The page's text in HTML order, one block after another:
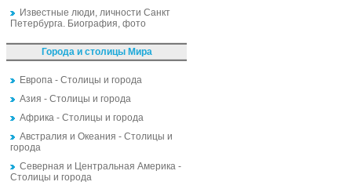
Известные люди, личности Санкт
Петербурга. Биография, фото
Города и столицы Мира
Европа - Столицы и города
Азия - Столицы и города
Африка - Столицы и города
Австралия и Океания - Столицы и
города
Северная и Центральная Америка -
Столицы и города